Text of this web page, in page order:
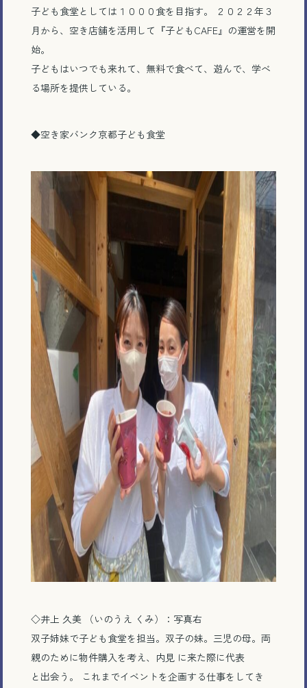
子ども食堂としては１０００食を目指す。 ２０２２年３
月から、空き店舗を活用して『子どもCAFE』の運営を開
始。
子どもはいつでも来れて、無料で食べて、遊んで、学べ
る場所を提供している。
◆空き家バンク京都子ども食堂
◇井上 久美 （いのうえ くみ）：写真右
双子姉妹で子ども食堂を担当。双子の妹。三児の母。両
親のために物件購入を考え、内見 に来た際に代表
と出会う。 これまでイベントを企画する仕事をしてき